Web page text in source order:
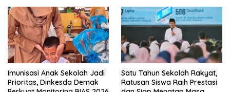
Imunisasi Anak Sekolah Jadi
Prioritas, Dinkesda Demak
Satu Tahun Sekolah Rakyat,
Ratusan Siswa Raih Prestasi